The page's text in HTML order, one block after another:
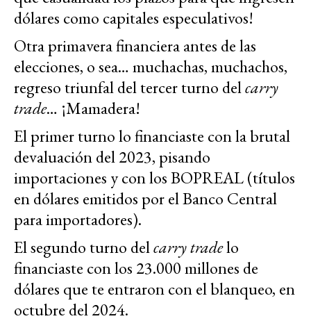
dólares como capitales especulativos!
Otra primavera financiera antes de las
elecciones, o sea… muchachas, muchachos,
regreso triunfal del tercer turno delcarry
trade… ¡Mamadera!
El primer turno lo financiaste con la brutal
devaluación del 2023, pisando
importaciones y con los BOPREAL (títulos
en dólares emitidos por el Banco Central
para importadores).
El segundo turno delcarry tradelo
financiaste con los 23.000 millones de
dólares que te entraron con el blanqueo, en
octubre del 2024.